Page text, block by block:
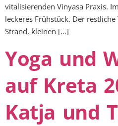
vitalisierenden Vinyasa Praxis.
leckeres Frühstück. Der
Strand, kleinen […]
Yoga und
auf Kreta
Katja und